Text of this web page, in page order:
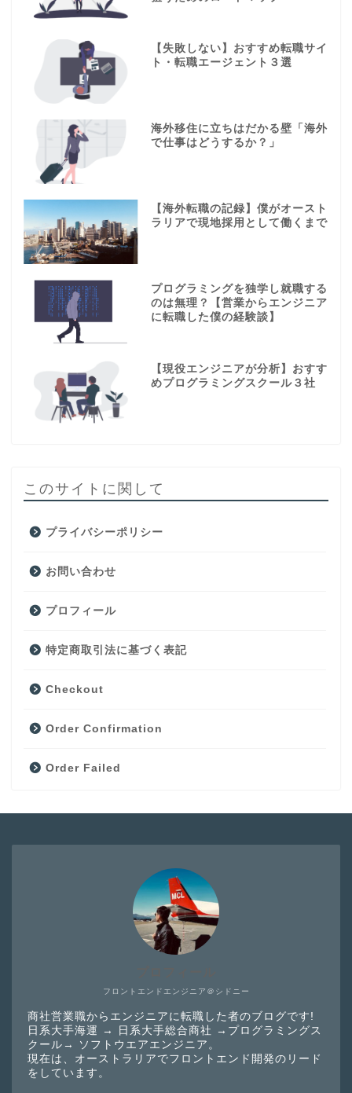
【失敗しない】おすすめ転職サイ
ト・転職エージェント３選
海外移住に立ちはだかる壁「海外
で仕事はどうするか？」
【海外転職の記録】僕がオースト
ラリアで現地採用として働くまで
プログラミングを独学し就職する
のは無理？【営業からエンジニア
に転職した僕の経験談】
【現役エンジニアが分析】おすす
めプログラミングスクール３社
このサイトに関して
プライバシーポリシー
お問い合わせ
プロフィール
特定商取引法に基づく表記
Checkout
Order Confirmation
Order Failed
フロントエンドエンジニア＠シドニー
商社営業職からエンジニアに転職した者のブログです!
日系大手海運 → 日系大手総合商社 →プログラミングス
クール→ ソフトウエアエンジニア。
現在は、オーストラリアでフロントエンド開発のリード
をしています。